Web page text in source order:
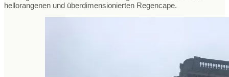
hellorangenen und überdimensionierten Regencape.